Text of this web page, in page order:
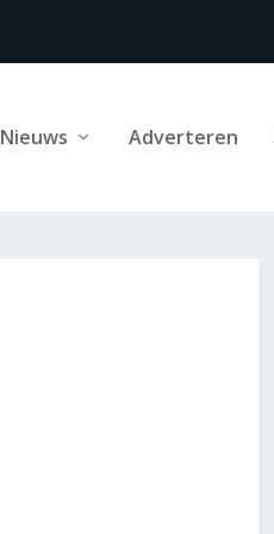
Nieuws Adverteren